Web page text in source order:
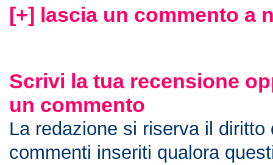
[+] lascia un commento a
Scrivi la tua recensione
un commento
La redazione si riserva il diritto
commenti inseriti qualora